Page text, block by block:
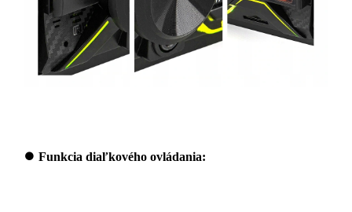
⏺ Funkcia diaľkového ovládania: